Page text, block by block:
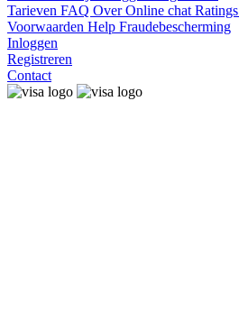
Tarieven FAQ OverOnline chat Ratings
Voorwaarden Help Fraudebescherming
Inloggen
Registreren
Contact